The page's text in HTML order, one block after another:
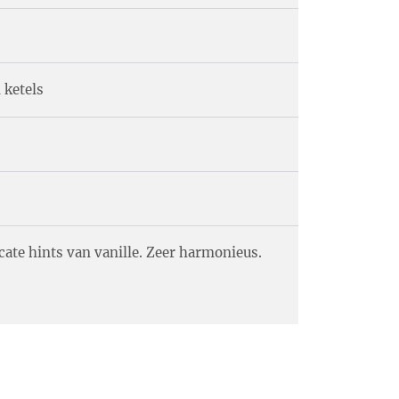
hints van vanille. Zeer harmonieus.